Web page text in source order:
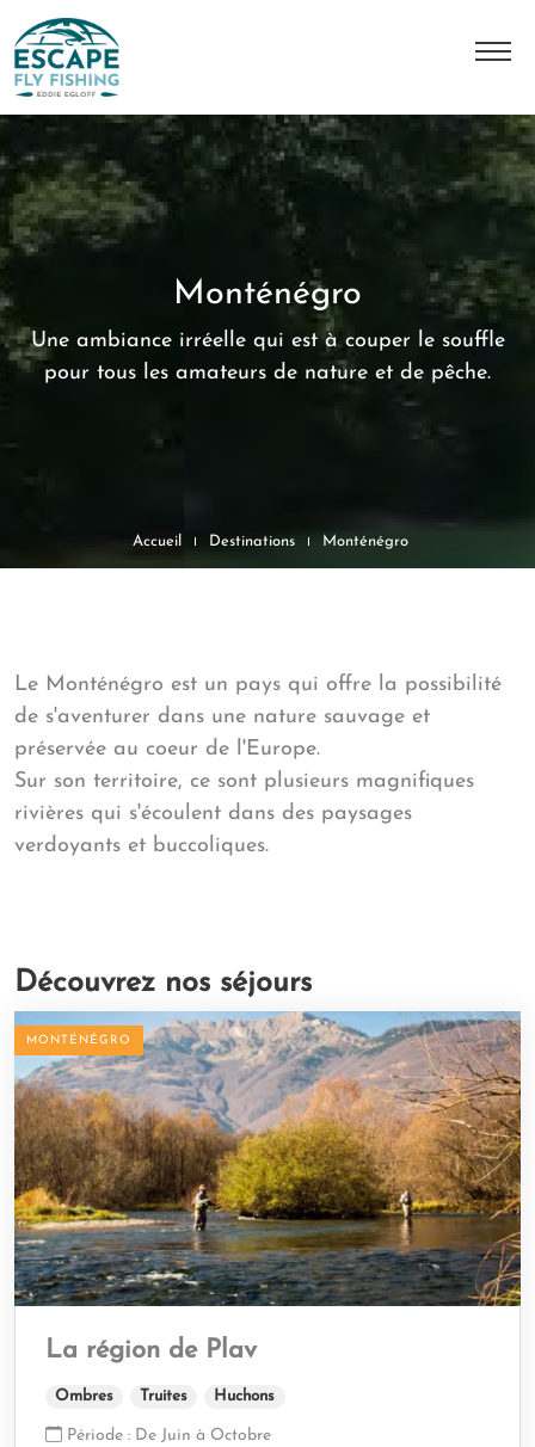
L'histoire
Notre équipe
Master Class JMC
Nos séjours
Monténégro
Une ambiance irréelle qui est à couper le souffle
pour tous les amateurs de nature et de pêche.
Accueil Destinations Monténégro
Le Monténégro est un pays qui offre la possibilité
de s'aventurer dans une nature sauvage et
préservée au coeur de l'Europe.
Sur son territoire, ce sont plusieurs magnifiques
rivières qui s'écoulent dans des paysages
verdoyants et buccoliques.
Découvrez nos séjours
MONTÉNÉGRO
La région de Plav
Ombres Truites Huchons
Période : De Juin à Octobre